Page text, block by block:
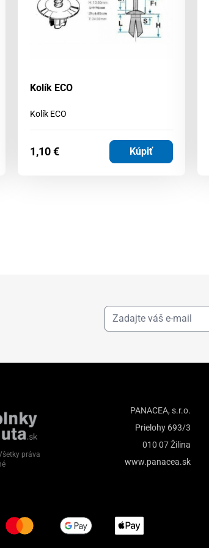
Kolík ECO
Kolík ECO
1,10€ Kúpiť
PANACEA, s.r.o.
Prielohy 693/3
010 07 Žilina
www.panacea.sk
práva